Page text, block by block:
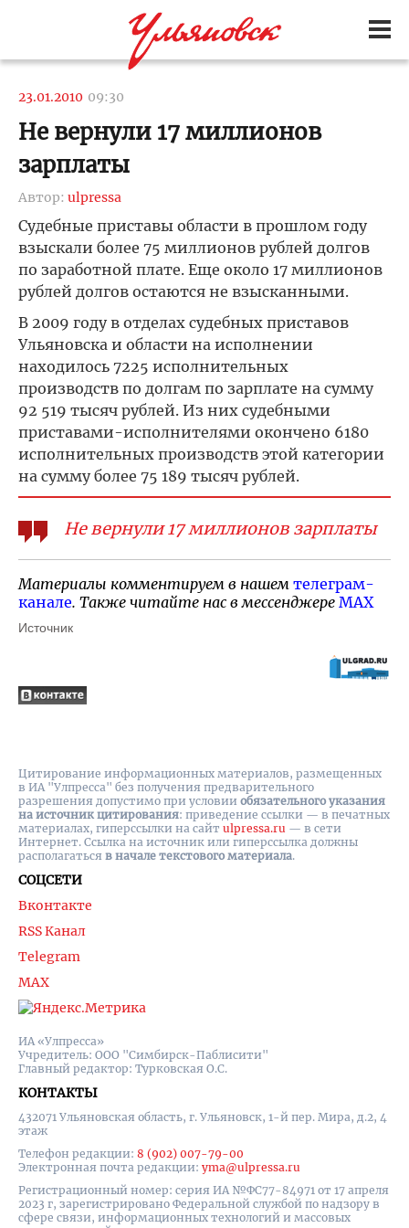
23.01.2010 09:30
Не вернули 17 миллионов
зарплаты
Автор: ulpressa
Судебные приставы области в прошлом году
взыскали более 75 миллионов рублей долгов
по заработной плате. Еще около 17 миллионов
рублей долгов остаются не взысканными.
В 2009 году в отделах судебных приставов
Ульяновска и области на исполнении
находилось 7225 исполнительных
производств по долгам по зарплате на сумму
92 519 тысяч рублей. Из них судебными
приставами-исполнителями окончено 6180
исполнительных производств этой категории
на сумму более 75 189 тысяч рублей.
Не вернули 17 миллионов зарплаты
Материалы комментируем в нашем телеграм-
канале. Также читайте нас в мессенджере MAX
Источник
ИА «Улпресса»
Учредитель: ООО "Симбирск-Паблисити"
Главный редактор: Турковская О.С.
КОНТАКТЫ
432071 Ульяновская область, г. Ульяновск, 1-й пер. Мира, д.2, 4
этаж
Телефон редакции: 8 (902) 007-79-00
Электронная почта редакции: yma@ulpressa.ru
Регистрационный номер: серия ИА №ФС77-84971 от 17 апреля
2023 г, зарегистрировано Федеральной службой по надзору в
сфере связи, информационных технологий и массовых
СОЦСЕТИ
Вконтакте
RSS Канал
Telegram
MAX
Цитирование информационных материалов, размещенных
в ИА "Улпресса" без получения предварительного
разрешения допустимо при условии обязательного указания
на источник цитирования: приведение ссылки — в печатных
материалах, гиперссылки на cайт ulpressa.ru — в сети
Интернет. Ссылка на источник или гиперссылка должны
располагаться в начале текстового материала.